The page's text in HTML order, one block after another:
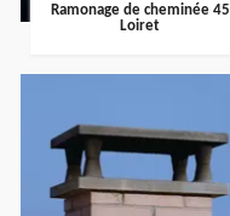
Ramonage de cheminée 45
Loiret